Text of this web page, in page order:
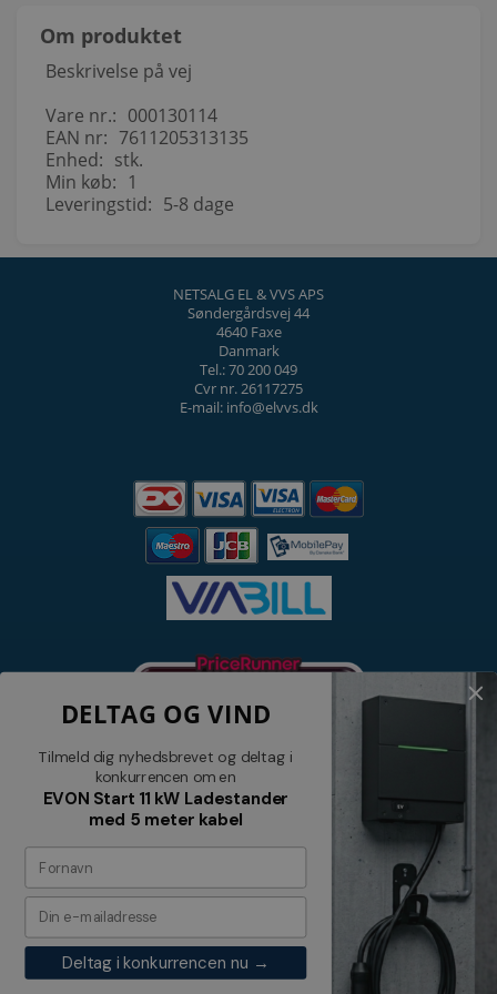
Om produktet
Beskrivelse på vej
Vare nr.: 000130114
EAN nr: 7611205313135
Enhed: stk.
Min køb: 1
Leveringstid: 5-8 dage
NETSALG EL & VVS APS
Søndergårdsvej 44
4640 Faxe
Danmark
Tel.: 70 200 049
Cvr nr. 26117275
E-mail: info@elvvs.dk
Nyhedsbrev
Tilmeld dig vores nyhedsbrev og
modtag relevante tilbud og nyheder
Tilmeld
DELTAG OG VIND
Tilmeld dig nyhedsbrevet og deltag i
konkurrencen om en
EVON Start 11 kW Ladestander
med 5 meter kabel
Deltag i konkurrencen nu →